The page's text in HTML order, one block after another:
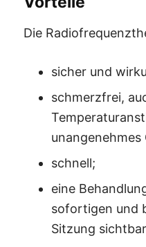
Die
sicher und
schmerzfrei,
schnell;
eine
sofortigen und
Sitzung